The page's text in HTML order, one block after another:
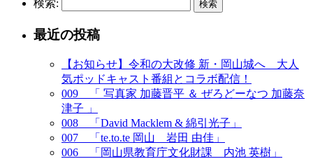
検索:
最近の投稿
【お知らせ】令和の大改修 新・岡山城へ 大人
気ポッドキャスト番組とコラボ配信！
009 「 写真家 加藤晋平 ＆ ぜろどーなつ 加藤奈
津子 」
008 「David Macklem & 綿引光子」
007 「te.to.te 岡山 岩田 由佳」
006 「岡山県教育庁文化財課 内池 英樹」